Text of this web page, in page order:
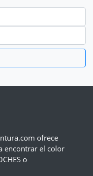
ofrece
encontrar el color
o